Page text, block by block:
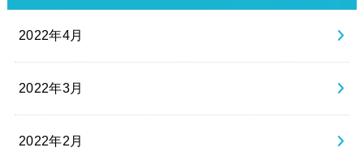
2022年4月
2022年3月
2022年2月